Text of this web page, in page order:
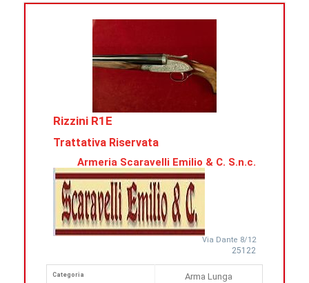
Rizzini R1E
Trattativa Riservata
Armeria Scaravelli Emilio & C. S.n.c.
Via Dante 8/12
25122
Categoria
Arma Lunga